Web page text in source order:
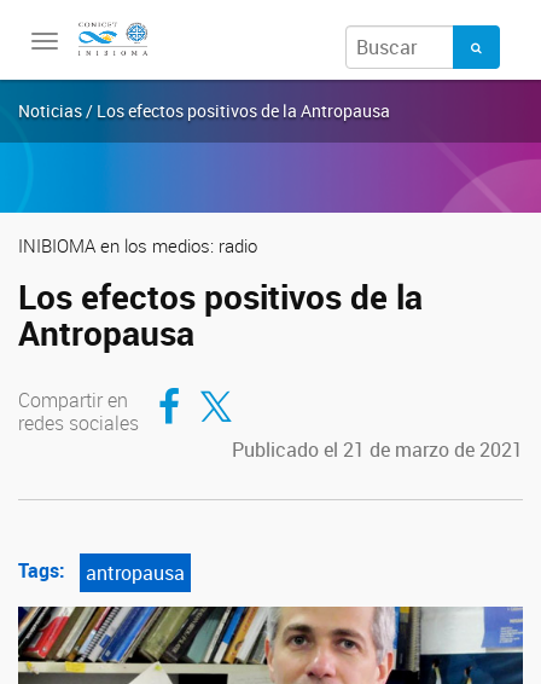
Toggle
Noticias / Los efectos positivos de la Antropausa
INIBIOMA en los medios: radio
Los efectos positivos de la
Antropausa
Compartir en
redes sociales
Compartir en Facebook
Compartir en Twitter
Publicado el 21 de marzo de 2021
Tags: antropausa